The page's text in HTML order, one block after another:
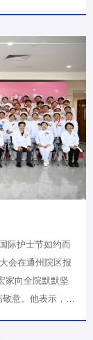
管疾病患者的务
动优质医疗资源
事大会在气势恢
北京安贞医院院长
吉林省发展和改
际护士节如约而
会在通州院区报
意。他表示，今